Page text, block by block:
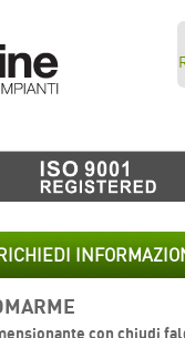
con chiudi